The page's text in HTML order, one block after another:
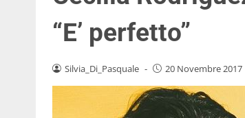
“E’ perfetto”
Silvia_Di_Pasquale - 20 Novembre 2017